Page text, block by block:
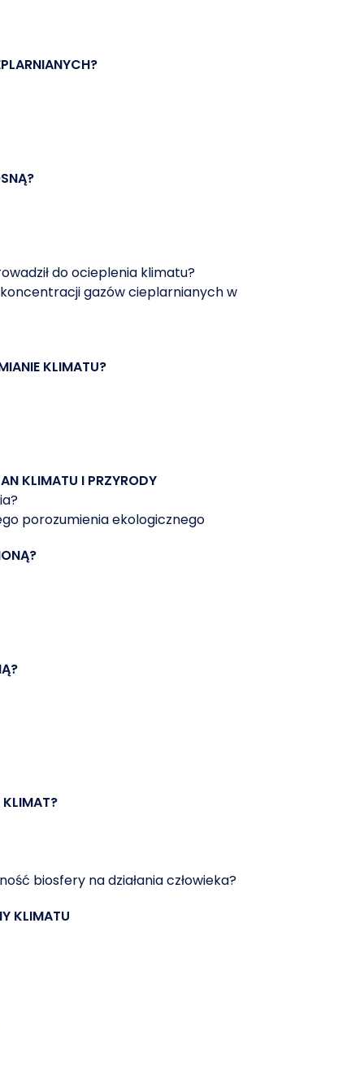
do ocieplenia klimatu?
koncentracji gazów cieplarnianych w
KLIMATU?
KLIMATU I PRZYRODY
porozumienia ekologicznego
KLIMAT?
biosfery na działania człowieka?
KLIMATU